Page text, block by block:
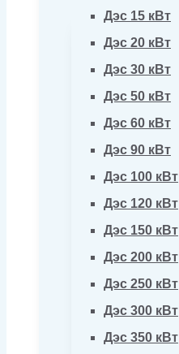
Дэс 15 кВт
Дэс 20 кВт
Дэс 30 кВт
Дэс 50 кВт
Дэс 60 кВт
Дэс 90 кВт
Дэс 100 кВт
Дэс 120 кВт
Дэс 150 кВт
Дэс 200 кВт
Дэс 250 кВт
Дэс 300 кВт
Дэс 350 кВт